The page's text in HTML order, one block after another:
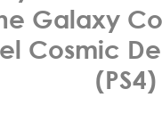
Galaxy
Cosmic
(PS4)